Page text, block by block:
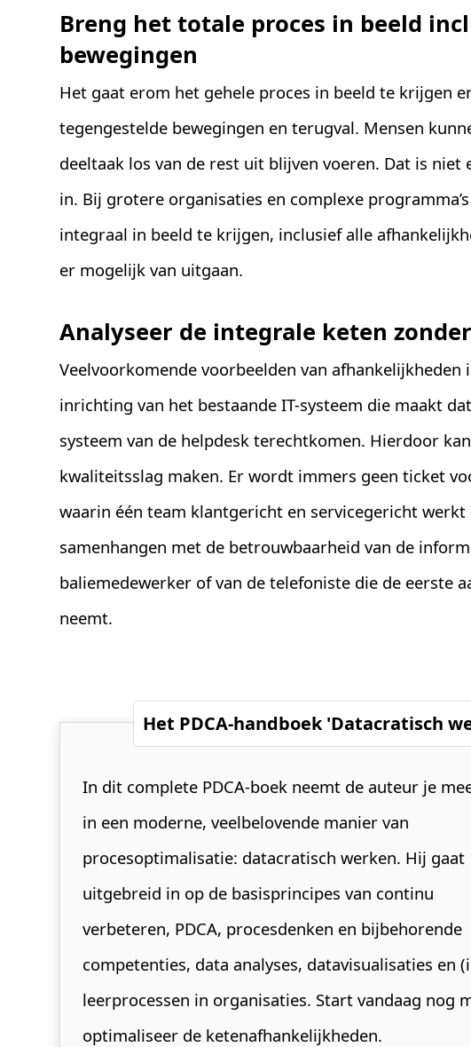
Breng het totale proces in beeld
bewegingen
Het gaat erom het gehele proces in beeld te krijgen
tegengestelde bewegingen en terugval. Mensen
deeltaak los van de rest uit blijven voeren. Dat is
in. Bij grotere organisaties en complexe
integraal in beeld te krijgen, inclusief alle
er mogelijk van uitgaan.
Analyseer de integrale keten
Veelvoorkomende voorbeelden van
inrichting van het bestaande IT-systeem die maakt
systeem van de helpdesk terechtkomen. Hierdoor
kwaliteitsslag maken. Er wordt immers geen ticket
waarin één team klantgericht en servicegericht
samenhangen met de betrouwbaarheid van de
baliemedewerker of van de telefoniste die de eerste
neemt.
Het PDCA-handboek 'Datacratisch
In dit complete PDCA-boek neemt de auteur je
in een moderne, veelbelovende manier van
procesoptimalisatie: datacratisch werken. Hij gaat
uitgebreid in op de basisprincipes van continu
verbeteren, PDCA, procesdenken en bijbehorende
competenties, data analyses, datavisualisaties en
leerprocessen in organisaties. Start vandaag nog
optimaliseer de ketenafhankelijkheden.